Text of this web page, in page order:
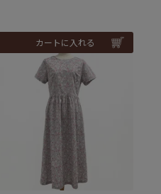
カートに入れる